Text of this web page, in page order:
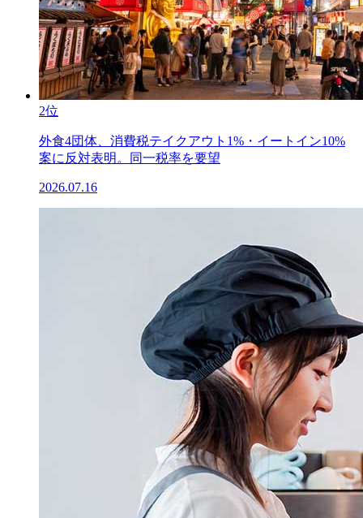
2位
外食4団体、消費税テイクアウト1%・イートイン10%
案に反対表明。同一税率を要望
2026.07.16